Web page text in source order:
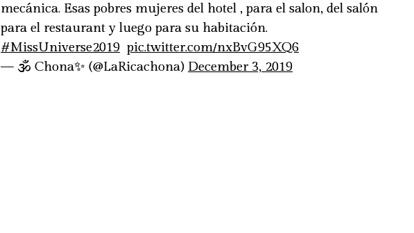
mecánica. Esas pobres mujeres del hotel , para el salon, del salón
para el restaurant y luego para su habitación.
#MissUniverse2019 pic.twitter.com/nxBvG95XQ6
— 🕉️ Chona✨ (@LaRicachona) December 3, 2019